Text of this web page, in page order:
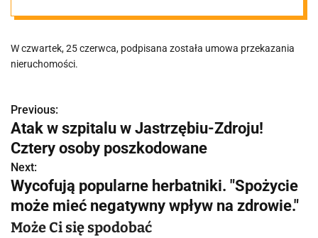
znajdzie się w
miejskim
zasobie
W czwartek, 25 czerwca, podpisana została umowa przekazania
nieruchomości.
N
a
w
i
g
Previous:
Atak w szpitalu w Jastrzębiu-Zdroju!
Cztery osoby poszkodowane
Next:
Wycofują popularne herbatniki. "Spożycie
może mieć negatywny wpływ na zdrowie."
Może Ci się spodobać